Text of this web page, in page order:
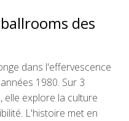
des
dans l'effervescence
1980. Sur 3
elle explore la culture
L'histoire met en